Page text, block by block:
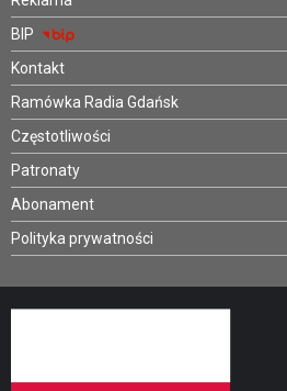
BIP
Kontakt
Ramówka Radia Gdańsk
Częstotliwości
Patronaty
Abonament
Polityka prywatności